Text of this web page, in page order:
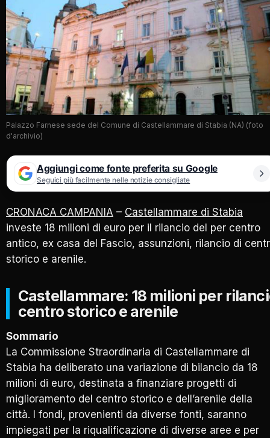
Palazzo Farnese sede del Comune di Castellammare di Stabia (NA) (foto
d'archivio)
Aggiungi come fonte preferita su Google
Seguici più facilmente nelle notizie consigliate
CRONACA CAMPANIA – Castellammare di Stabia
investe 18 milioni di euro per il rilancio del per centro
antico, ex casa del Fascio, assunzioni, rilancio di
storico e arenile.
Castellammare: 18 milioni per
centro storico e arenile
Sommario
La Commissione Straordinaria di Castellammare di
Stabia ha deliberato una variazione di bilancio da 18
milioni di euro, destinata a finanziare progetti di
miglioramento del centro storico e dell’arenile della
città. I fondi, provenienti da diverse fonti, saranno
impiegati per la riqualificazione di diverse aree e per